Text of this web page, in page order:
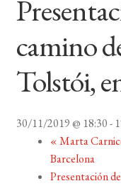
camino
Tolstói,
30/11/2019 @ 18:30-
«Marta
Barcelona
Presentación